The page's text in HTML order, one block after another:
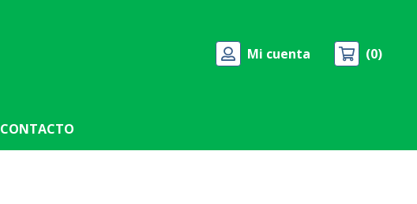
Mi cuenta 0
CONTACTO